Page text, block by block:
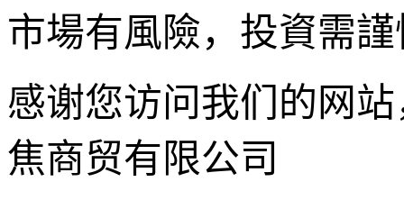
市場有風險，投資需
感谢您访问我们的网
焦商贸有限公司